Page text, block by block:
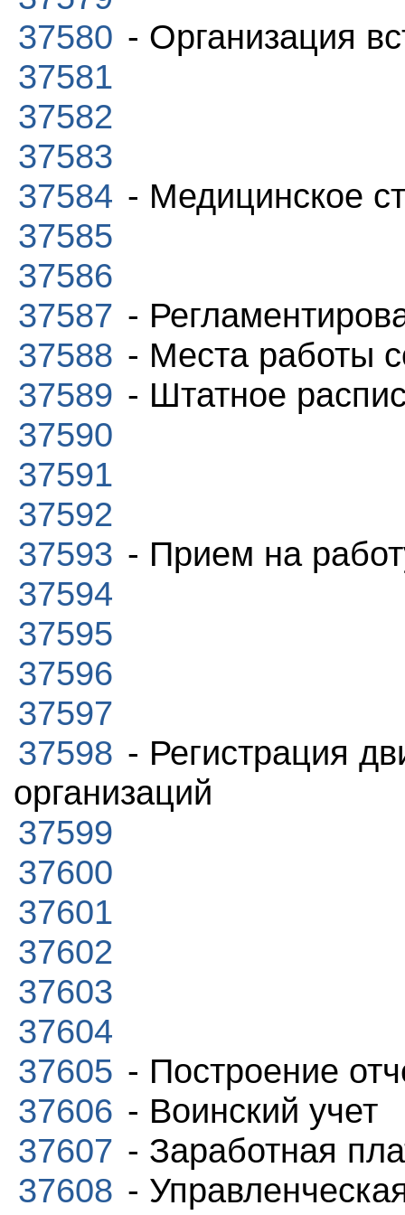
37580 - Организация
37581
37582
37583
37584 - Медицинское
37585
37586
37587 -
37588 - Места работы
37589 - Штатное
37590
37591
37592
37593 - Прием на
37594
37595
37596
37597
37598 - Регистрация
организаций
37599
37600
37601
37602
37603
37604
37605 - Построение
37606 - Воинский учет
37607 - Заработная
37608 -